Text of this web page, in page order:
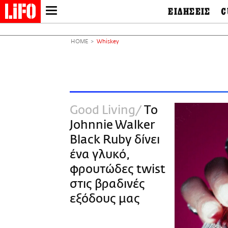
NEWSLETTER
ΑΜΠΑ
PRINT
ΕΙΔΗΣΕΙΣ
&
HOME Whiskey
Good Living
Το
Johnnie Walker
Black Ruby δίνει
ένα γλυκό,
φρουτώδες twist
στις βραδινές
εξόδους μας